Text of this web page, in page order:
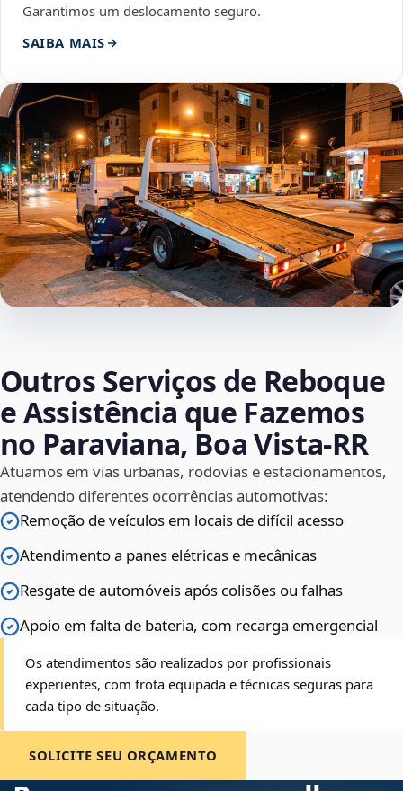
Garantimos um deslocamento seguro.
SAIBA MAIS
Outros Serviços de Reboque
e Assistência que Fazemos
no Paraviana, Boa Vista‑RR
Atuamos em vias urbanas, rodovias e estacionamentos,
atendendo diferentes ocorrências automotivas:
Remoção de veículos em locais de difícil acesso
Atendimento a panes elétricas e mecânicas
Resgate de automóveis após colisões ou falhas
Apoio em falta de bateria, com recarga emergencial
Os atendimentos são realizados por profissionais
experientes, com frota equipada e técnicas seguras para
cada tipo de situação.
SOLICITE SEU ORÇAMENTO